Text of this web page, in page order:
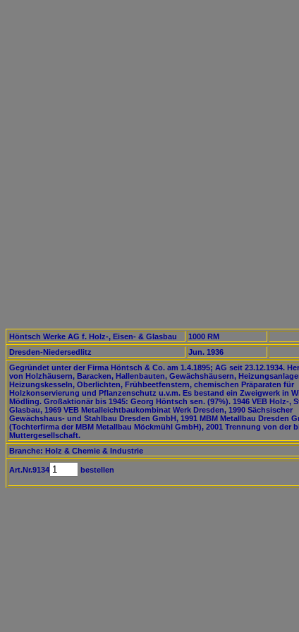
Höntsch Werke AG f. Holz-, Eisen- & Glasbau 1000 RM
Dresden-Niedersedlitz
Jun. 1936
Gegründet unter der Firma Höntsch & Co. am 1.4.1895; AG seit 23.12.1934.
von Holzhäusern, Baracken, Hallenbauten, Gewächshäusern,
Heizungskesseln, Oberlichten, Frühbeetfenstern, chemischen Präparaten für
Holzkonservierung und Pflanzenschutz u.v.m. Es bestand ein Zweigwerk in
Mödling. Großaktionär bis 1945: Georg Höntsch sen. (97%). 1946 VEB Holz-,
Glasbau, 1969 VEB Metalleichtbaukombinat Werk Dresden, 1990 Sächsischer
Gewächshaus- und Stahlbau Dresden GmbH, 1991 MBM Metallbau Dresden
(Tochterfirma der MBM Metallbau Möckmühl GmbH), 2001 Trennung von der
Muttergesellschaft.
Branche: Holz & Chemie & Industrie
Art.Nr.9134 bestellen